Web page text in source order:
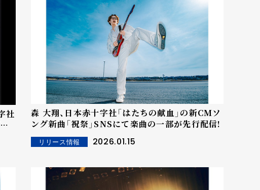
森 大翔、日本赤十字社「はたちの献血」の新CMソ
ング新曲「祝祭」SNSにて楽曲の一部が先行配信!
リリース情報 2026.01.15